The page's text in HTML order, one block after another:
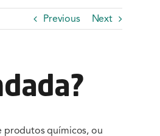
Previous Next
produtos químicos, ou